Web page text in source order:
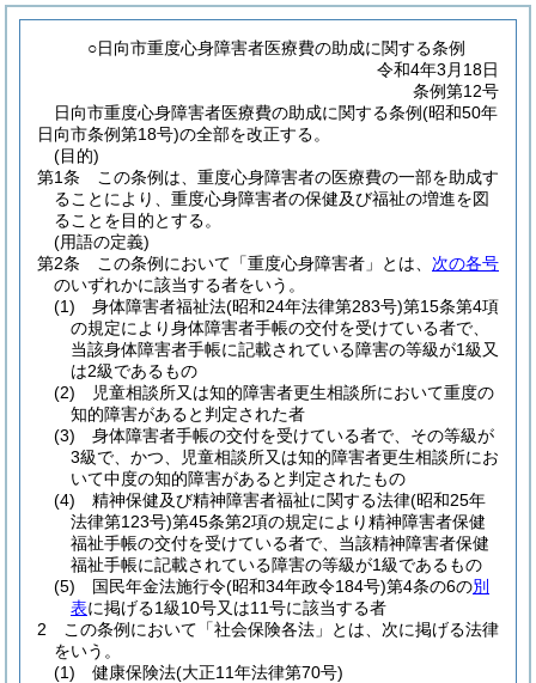
○日向市重度心身障害者医療費の助成に関する条例
令和4年3月18日
条例第12号
日向市重度心身障害者医療費の助成に関する条例(昭和50年
日向市条例第18号)の全部を改正する。
(目的)
第1条
この条例は、重度心身障害者の医療費の一部を助成す
ることにより、重度心身障害者の保健及び福祉の増進を図
ることを目的とする。
(用語の定義)
第2条
この条例において「重度心身障害者」とは、 次の各号
のいずれかに該当する者をいう。
(1)
身体障害者福祉法(昭和24年法律第283号)第15条第4項
の規定により身体障害者手帳の交付を受けている者で、
当該身体障害者手帳に記載されている障害の等級が1級又
は2級であるもの
(2)
児童相談所又は知的障害者更生相談所において重度の
知的障害があると判定された者
(3)
身体障害者手帳の交付を受けている者で、その等級が
3級で、かつ、児童相談所又は知的障害者更生相談所にお
いて中度の知的障害があると判定されたもの
(4)
精神保健及び精神障害者福祉に関する法律(昭和25年
法律第123号)第45条第2項の規定により精神障害者保健
福祉手帳の交付を受けている者で、当該精神障害者保健
福祉手帳に記載されている障害の等級が1級であるもの
(5)
国民年金法施行令(昭和34年政令184号)第4条の6の別
表に掲げる1級10号又は11号に該当する者
2
この条例において「社会保険各法」とは、次に掲げる法律
をいう。
(1)
健康保険法(大正11年法律第70号)